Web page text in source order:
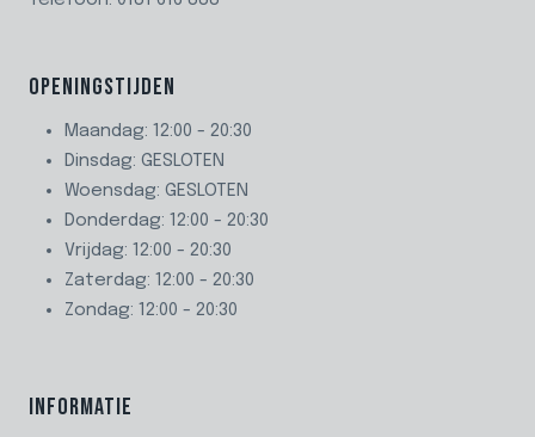
OPENINGSTIJDEN
Maandag: 12:00 - 20:30
Dinsdag: GESLOTEN
Woensdag: GESLOTEN
Donderdag: 12:00 - 20:30
Vrijdag: 12:00 - 20:30
Zaterdag: 12:00 - 20:30
Zondag: 12:00 - 20:30
INFORMATIE